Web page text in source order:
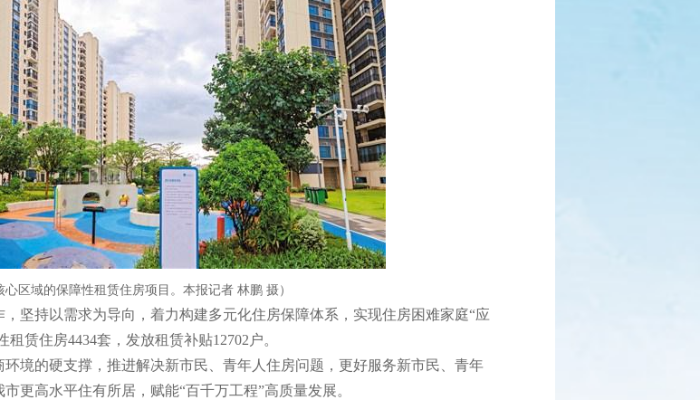
心区域的保障性租赁住房项目。本报记者 林鹏 摄）
坚持以需求为导向，着力构建多元化住房保障体系，实现住房困难家庭“应
赁住房4434套，发放租赁补贴12702户。
境的硬支撑，推进解决新市民、青年人住房问题，更好服务新市民、青年
更高水平住有所居，赋能“百千万工程”高质量发展。